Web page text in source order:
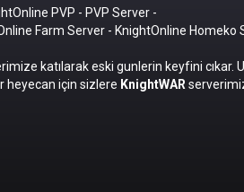
PVP - PVP Server -
Farm Server - KnightOnline Homeko
katılarak eski gunlerin keyfini cıkar.
heyecan için sizlere KnightWAR